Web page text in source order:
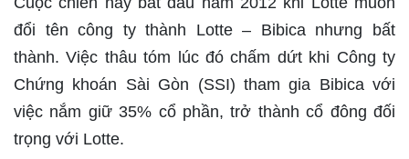
đổi tên công ty thành Lotte – Bibica nhưng bất
thành. Việc thâu tóm lúc đó chấm dứt khi Công ty
Chứng khoán Sài Gòn (SSI) tham gia Bibica với
việc nắm giữ 35% cổ phần, trở thành cổ đông đối
trọng với Lotte.